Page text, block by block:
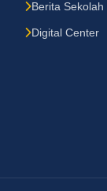
Berita Sekolah
Digital Center